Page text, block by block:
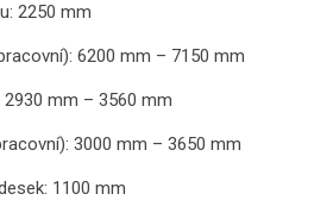
2250 mm
6200 mm – 7150 mm
mm – 3560 mm
3000 mm – 3650 mm
1100 mm